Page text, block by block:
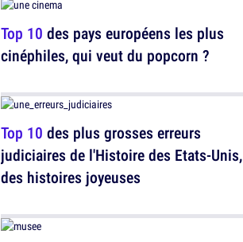
Top 10 des pays européens les plus
cinéphiles, qui veut du popcorn ?
Top 10 des plus grosses erreurs
judiciaires de l'Histoire des Etats-Unis,
des histoires joyeuses